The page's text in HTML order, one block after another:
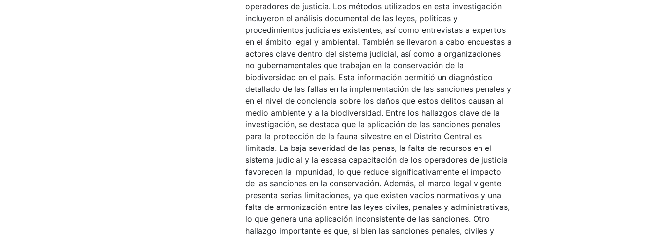
operadores de justicia. Los métodos utilizados en esta investigación
incluyeron el análisis documental de las leyes, políticas y
procedimientos judiciales existentes, así como entrevistas a expertos
en el ámbito legal y ambiental. También se llevaron a cabo encuestas a
actores clave dentro del sistema judicial, así como a organizaciones
no gubernamentales que trabajan en la conservación de la
biodiversidad en el país. Esta información permitió un diagnóstico
detallado de las fallas en la implementación de las sanciones penales y
en el nivel de conciencia sobre los daños que estos delitos causan al
medio ambiente y a la biodiversidad. Entre los hallazgos clave de la
investigación, se destaca que la aplicación de las sanciones penales
para la protección de la fauna silvestre en el Distrito Central es
limitada. La baja severidad de las penas, la falta de recursos en el
sistema judicial y la escasa capacitación de los operadores de justicia
favorecen la impunidad, lo que reduce significativamente el impacto
de las sanciones en la conservación. Además, el marco legal vigente
presenta serias limitaciones, ya que existen vacíos normativos y una
falta de armonización entre las leyes civiles, penales y administrativas,
lo que genera una aplicación inconsistente de las sanciones. Otro
hallazgo importante es que, si bien las sanciones penales, civiles y